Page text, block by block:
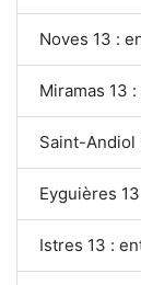
Noves 13 :
Miramas 13
Saint-Andiol
Eyguières
Istres 13 :